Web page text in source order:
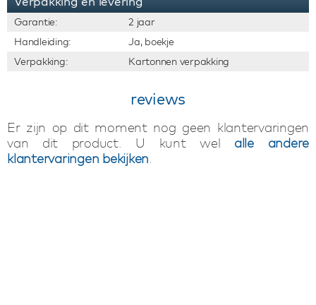
Garantie:
2 jaar
Handleiding:
Ja, boekje
Verpakking:
Kartonnen verpakking
reviews
Er zijn op dit moment nog geen klantervaringen
van dit product. U kunt wel alle andere
klantervaringen bekijken.